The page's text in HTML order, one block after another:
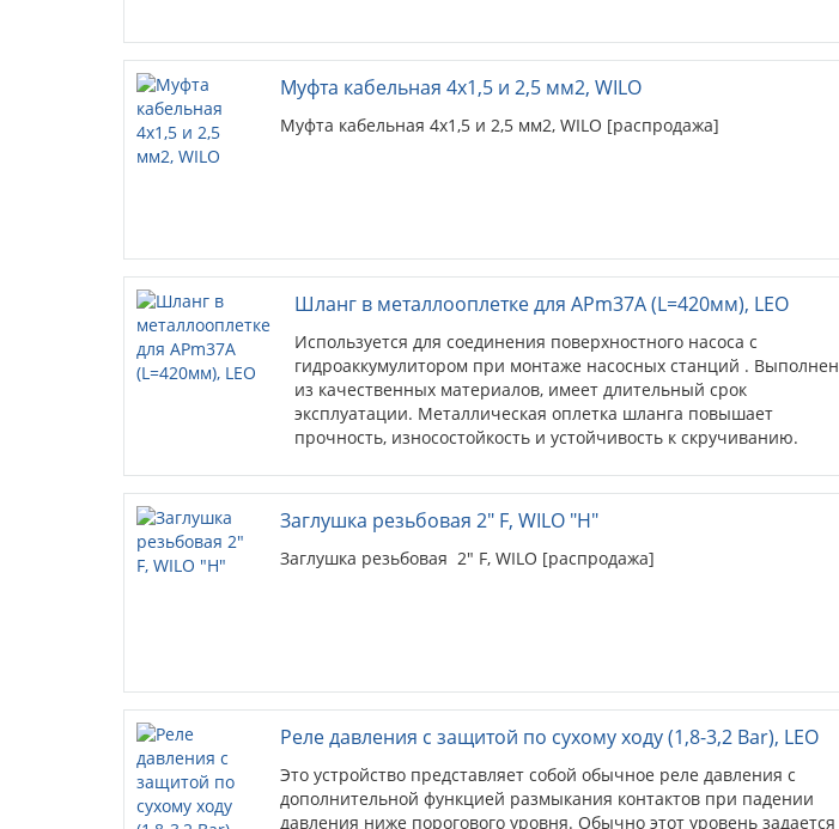
Муфта кабельная 4х1,5 и 2,5 мм2, WILO
Муфта кабельная 4х1,5 и 2,5 мм2, WILO [распродажа]
Шланг в металлооплетке для APm37A (L=420мм), LEO
Используется для соединения поверхностного насоса с
гидроаккумулитором при монтаже насосных станций . Выполнен
из качественных материалов, имеет длительный срок
эксплуатации. Металлическая оплетка шланга повышает
прочность, износостойкость и устойчивость к скручиванию.
Заглушка резьбовая 2" F, WILO "Н"
Заглушка резьбовая 2" F, WILO [распродажа]
Реле давления с защитой по сухому ходу (1,8-3,2 Вar), LEO
Это устройство представляет собой обычное реле давления с
дополнительной функцией размыкания контактов при падении
давления ниже порогового уровня. Обычно этот уровень задается